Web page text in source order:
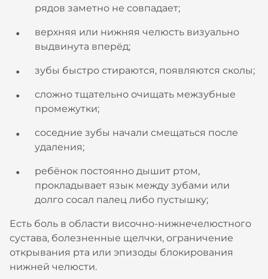
рядов заметно не совпадает;
верхняя или нижняя челюсть визуально
выдвинута вперёд;
зубы быстро стираются, появляются сколы;
сложно тщательно очищать межзубные
промежутки;
соседние зубы начали смещаться после
удаления;
ребёнок постоянно дышит ртом,
прокладывает язык между зубами или
долго сосал палец либо пустышку;
Есть боль в области височно-нижнечелюстного
сустава, болезненные щелчки, ограничение
открывания рта или эпизоды блокирования
нижней челюсти.